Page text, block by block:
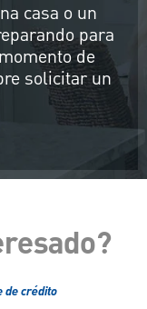
casa o un
para
de
solicitar un
de crédito